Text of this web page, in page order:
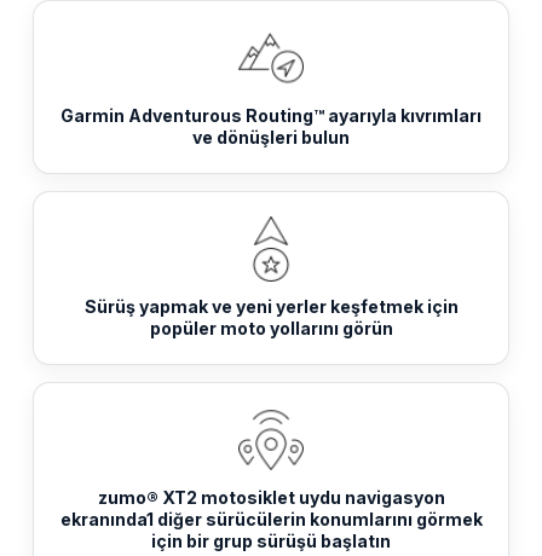
Garmin Adventurous Routing™ ayarıyla kıvrımları
ve dönüşleri bulun
Sürüş yapmak ve yeni yerler keşfetmek için
popüler moto yollarını görün
zumo® XT2 motosiklet uydu navigasyon
ekranında1 diğer sürücülerin konumlarını görmek
için bir grup sürüşü başlatın